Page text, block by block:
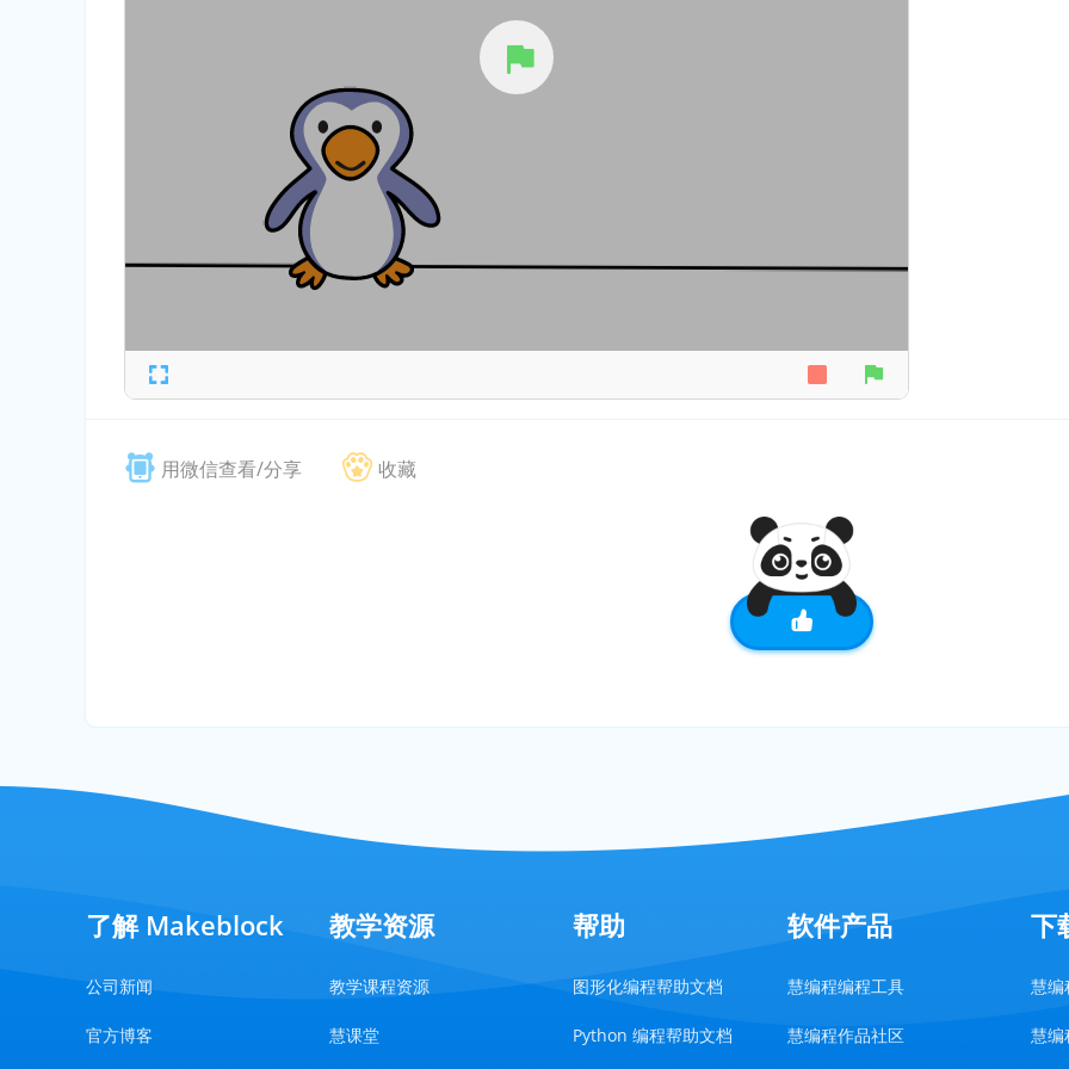
用微信查看/分享 收藏
了解 Makeblock
公司新闻
官方博客
教学资源
教学课程资源
慧课堂
帮助
图形化编程帮助文档
Python 编程帮助文档
软件产品
慧编程编程工具
慧编程作品社区
下
慧
慧